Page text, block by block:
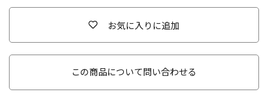
お気に入りに追加
この商品について問い合わせる